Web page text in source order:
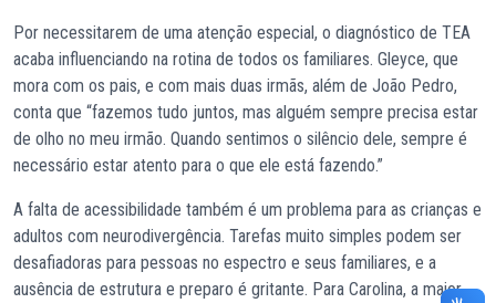
Por necessitarem de uma atenção especial, o diagnóstico de TEA
acaba influenciando na rotina de todos os familiares. Gleyce, que
mora com os pais, e com mais duas irmãs, além de João Pedro,
conta que “fazemos tudo juntos, mas alguém sempre precisa estar
de olho no meu irmão. Quando sentimos o silêncio dele, sempre é
necessário estar atento para o que ele está fazendo.”
A falta de acessibilidade também é um problema para as crianças e
adultos com neurodivergência. Tarefas muito simples podem ser
desafiadoras para pessoas no espectro e seus familiares, e a
ausência de estrutura e preparo é gritante. Para Carolina, a maior